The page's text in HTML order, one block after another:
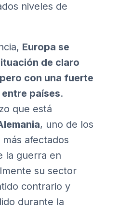
niveles de
Europa se
de claro
con una fuerte
países.
que está
, uno de los
afectados
la guerra en
su sector
contrario y
durante la